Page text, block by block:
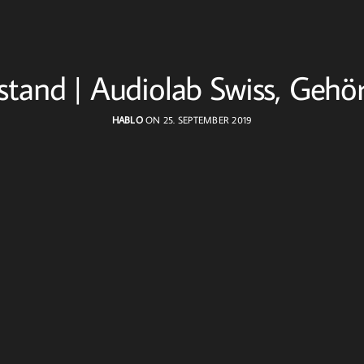
| Audiolab Swiss,
HABLOON 25. SEPTEMBER 2019